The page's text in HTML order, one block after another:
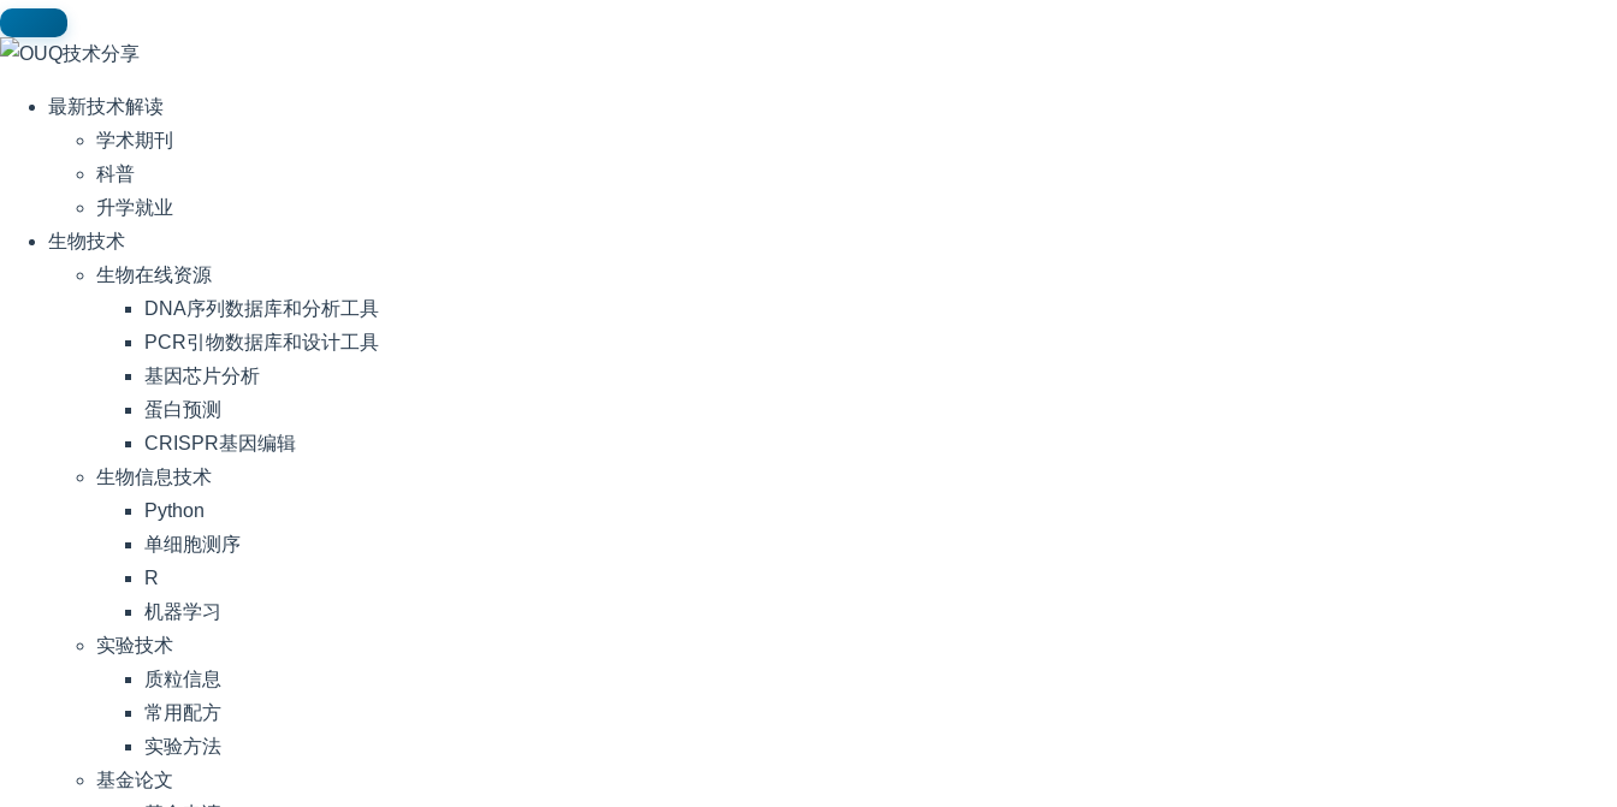
最新技术解读
学术期刊
科普
升学就业
生物技术
生物在线资源
DNA序列数据库和分析工具
PCR引物数据库和设计工具
基因芯片分析
蛋白预测
CRISPR基因编辑
生物信息技术
Python
单细胞测序
R
机器学习
实验技术
质粒信息
常用配方
实验方法
基金论文